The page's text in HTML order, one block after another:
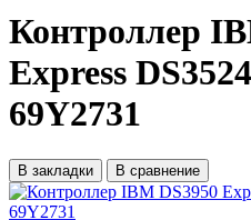
Контроллер
Express
69Y2731
В закладки В сравнение